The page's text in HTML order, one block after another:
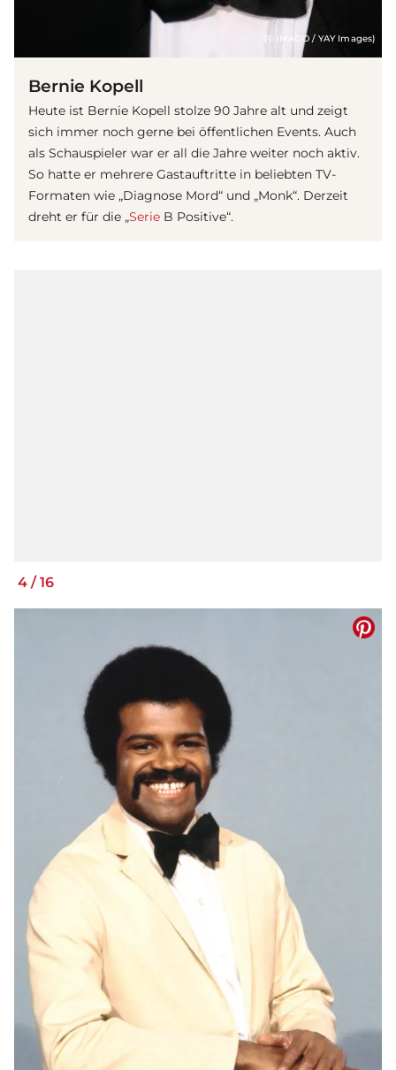
(© IMAGO / YAY Images)
Bernie Kopell
Heute ist Bernie Kopell stolze 90 Jahre alt und zeigt
sich immer noch gerne bei öffentlichen Events. Auch
als Schauspieler war er all die Jahre weiter noch aktiv.
So hatte er mehrere Gastauftritte in beliebten TV-
Formaten wie „Diagnose Mord“ und „Monk“. Derzeit
dreht er für die „Serie B Positive“.
4 /16